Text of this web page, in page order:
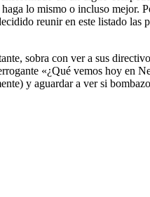
lo mismo o incluso mejor.
reunir en este listado las
sobra con ver a sus
«¿Qué vemos hoy en
y aguardar a ver si